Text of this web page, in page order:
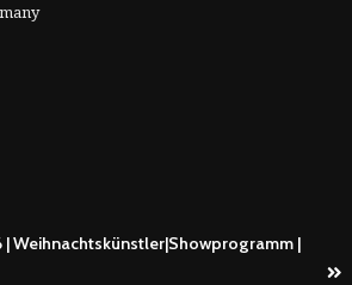
Weihnachtskünstler|Showprogramm |